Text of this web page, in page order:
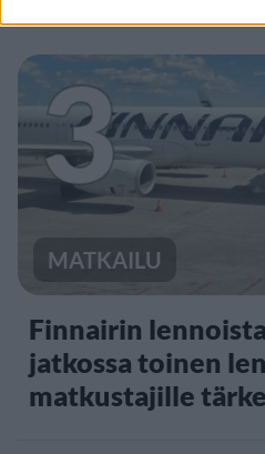
3
MATKAILU
Finnairin
jatkossa toinen
matkustajille